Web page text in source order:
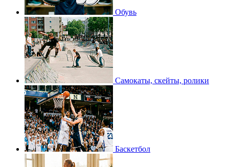
Обувь
Самокаты, скейты, ролики
Баскетбол